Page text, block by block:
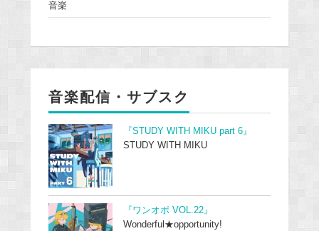
音楽
音楽配信・サブスク
『STUDY WITH MIKU part 6』
STUDY WITH MIKU
『ワンオポ VOL.22』
Wonderful★opportunity!